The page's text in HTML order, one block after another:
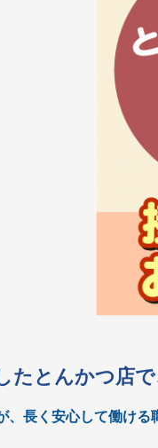
たとんかつ店
長く安心して働ける